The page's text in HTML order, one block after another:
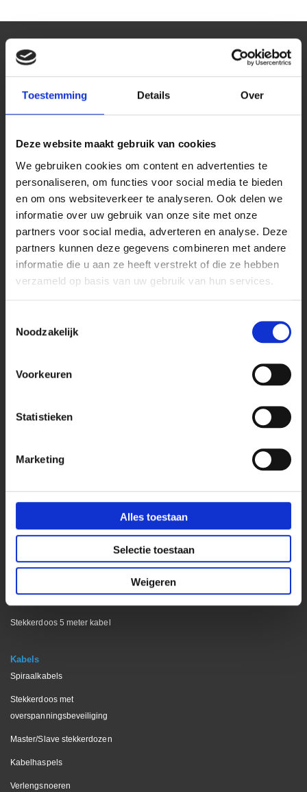
Toestemming Details Over
Deze website maakt gebruik van cookies
We gebruiken cookies om content en advertenties te
personaliseren, om functies voor social media te bieden
en om ons websiteverkeer te analyseren. Ook delen we
informatie over uw gebruik van onze site met onze
partners voor social media, adverteren en analyse. Deze
partners kunnen deze gegevens combineren met andere
informatie die u aan ze heeft verstrekt of die ze hebben
verzameld op basis van uw gebruik van hun services.
Noodzakelijk
Voorkeuren
Statistieken
Marketing
Alles toestaan
Selectie toestaan
Weigeren
Kantoor
Bekijk onze blog pagina
Stekkerdoos keukenblad
Stekkerdoos vergadertafels
Stekkerdoos voor op bureau
Wieland stekkerdozen
Stekkerdoos met bureau klem
Inbouw stekkerdoos interieurbouw
Energiezuil kookeiland
Stekkerdozen
Stekkerdozen met schakelaar
Stekkerdozen met 6 stopcontacten
Stekkerdozen met 8 stopcontacten
Stekkerdoos 5 meter kabel
Kabels
Spiraalkabels
Stekkerdoos met
overspanningsbeveiliging
Master/Slave stekkerdozen
Kabelhaspels
Verlengsnoeren